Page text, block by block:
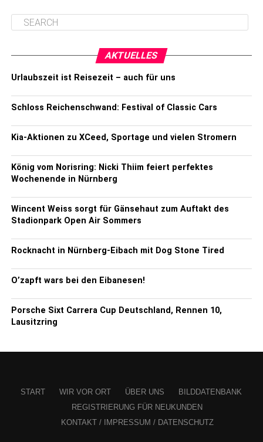
AKTUELLES
Urlaubszeit ist Reisezeit – auch für uns
Schloss Reichenschwand: Festival of Classic Cars
Kia-Aktionen zu XCeed, Sportage und vielen Stromern
König vom Norisring: Nicki Thiim feiert perfektes
Wochenende in Nürnberg
Wincent Weiss sorgt für Gänsehaut zum Auftakt des
Stadionpark Open Air Sommers
Rocknacht in Nürnberg-Eibach mit Dog Stone Tired
O’zapft wars bei den Eibanesen!
Porsche Sixt Carrera Cup Deutschland, Rennen 10,
Lausitzring
START WIR VOR ORT ÜBER UNS
BILDDATENBANK
REGISTRIERUNG FÜR NEUKUNDEN
KONTAKT / IMPRESSUM / DATENSCHUTZ